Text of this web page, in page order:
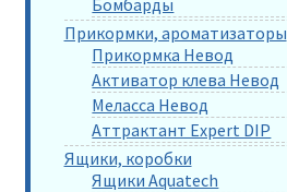
Прикормки, ароматизаторы
Прикормка Невод
Активатор клева Невод
Меласса Невод
Аттрактант Expert DIP
Ящики, коробки
Ящики Aquatech